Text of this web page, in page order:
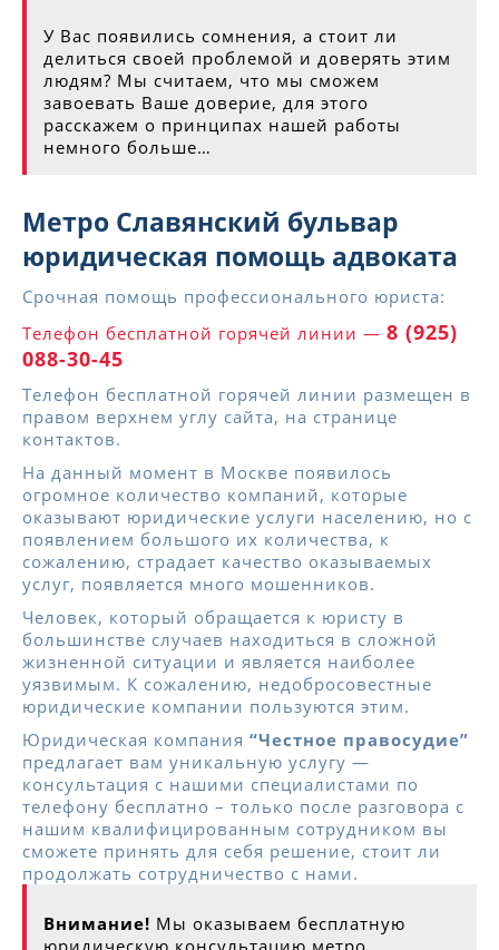
У Вас появились сомнения, а стоит ли
делиться своей проблемой и доверять этим
людям? Мы считаем, что мы сможем
завоевать Ваше доверие, для этого
расскажем о принципах нашей работы
немного больше…
Метро Славянский бульвар
юридическая помощь адвоката
Срочная помощь профессионального юриста:
Телефон бесплатной горячей линии — 8 (925)
088-30-45
Телефон бесплатной горячей линии размещен в
правом верхнем углу сайта, на странице
контактов.
На данный момент в Москве появилось
огромное количество компаний, которые
оказывают юридические услуги населению, но с
появлением большого их количества, к
сожалению, страдает качество оказываемых
услуг, появляется много мошенников.
Человек, который обращается к юристу в
большинстве случаев находиться в сложной
жизненной ситуации и является наиболее
уязвимым. К сожалению, недобросовестные
юридические компании пользуются этим.
Юридическая компания “Честное правосудие”
предлагает вам уникальную услугу —
консультация с нашими специалистами по
телефону бесплатно – только после разговора с
нашим квалифицированным сотрудником вы
сможете принять для себя решение, стоит ли
продолжать сотрудничество с нами.
Внимание! Мы оказываем бесплатную
юридическую консультацию метро